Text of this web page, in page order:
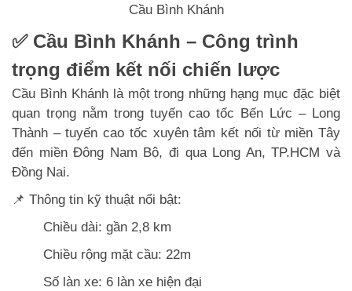
Cầu Bình Khánh
✅ Cầu Bình Khánh – Công trình
trọng điểm kết nối chiến lược
Cầu Bình Khánh là một trong những hạng mục đặc biệt
quan trọng nằm trong tuyến cao tốc Bến Lức – Long
Thành – tuyến cao tốc xuyên tâm kết nối từ miền Tây
đến miền Đông Nam Bộ, đi qua Long An, TP.HCM và
Đồng Nai.
📌 Thông tin kỹ thuật nổi bật:
Chiều dài: gần 2,8 km
Chiều rộng mặt cầu: 22m
Số làn xe: 6 làn xe hiện đại